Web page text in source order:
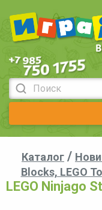
Каталог /
Blocks, LEGO
LEGO Ninjago